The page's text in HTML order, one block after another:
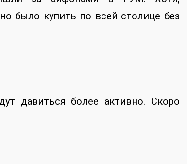
было купить по всей столице без
давиться более активно. Скоро